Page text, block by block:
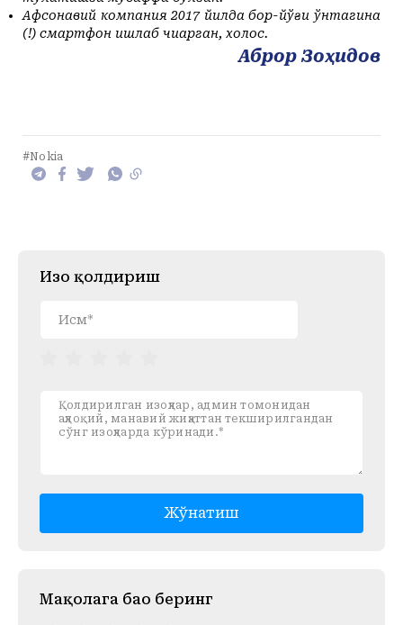
Афсонавий компания 2017 йилда бор-йўғи ўнтагина
(!) смартфон ишлаб чиқарган, холос.
Аброр Зоҳидов
#Nokia
Изоҳ қолдириш
Жўнатиш
Mақолага баҳо беринг